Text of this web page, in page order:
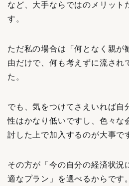
など、大手ならではのメリット
す。
ただ私の場合は「何となく親が
由だけで、何も考えずに流され
た。
でも、気をつけてさえいれば自
性はかなり低いですし、色々な
討した上で加入するのが大事で
その方が「今の自分の経済状況
適なプラン」を選べるからです。